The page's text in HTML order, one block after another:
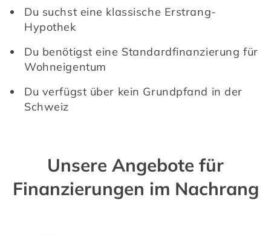
Du suchst eine klassische Erstrang-
Hypothek
Du benötigst eine Standardfinanzierung für
Wohneigentum
Du verfügst über kein Grundpfand in der
Schweiz
Unsere Angebote für
Finanzierungen im Nachrang